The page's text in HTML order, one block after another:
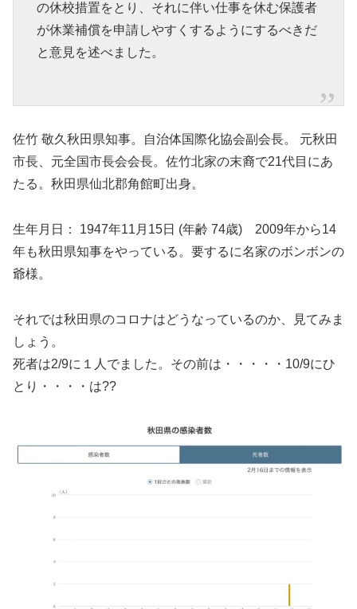
の休校措置をとり、それに伴い仕事を休む保護者
が休業補償を申請しやすくするようにするべきだ
と意見を述べました。
佐竹 敬久秋田県知事。自治体国際化協会副会長。 元秋田
市長、元全国市長会会長。佐竹北家の末裔で21代目にあ
たる。秋田県仙北郡角館町出身。
生年月日： 1947年11月15日 (年齢 74歳) 2009年から14
年も秋田県知事をやっている。要するに名家のボンボンの
爺様。
それでは秋田県のコロナはどうなっているのか、見てみま
しょう。
死者は2/9に１人でました。その前は・・・・・10/9にひ
とり・・・・は??